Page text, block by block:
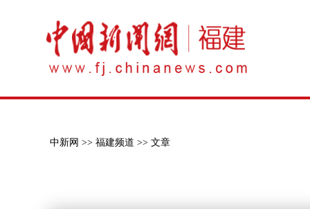
中新网 >> 福建频道 >> 文章